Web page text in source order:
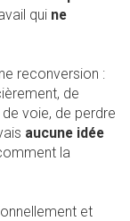
qui ne
reconversion :
de
voie, de perdre
aucune idée
la
et